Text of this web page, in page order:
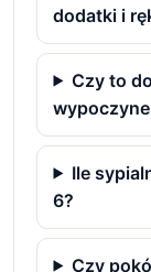
dodatki i
Czy to
Ile
6?
Czy